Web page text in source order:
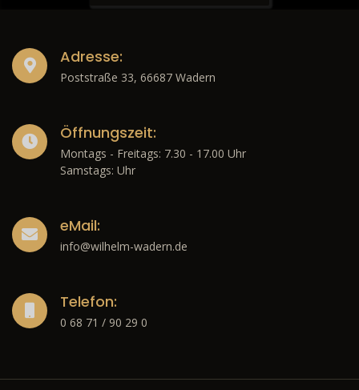
Adresse:
Poststraße 33, 66687 Wadern
Öffnungszeit:
Montags - Freitags: 7.30 - 17.00 Uhr
Samstags: Uhr
eMail:
info@wilhelm-wadern.de
Telefon:
0 68 71 / 90 29 0